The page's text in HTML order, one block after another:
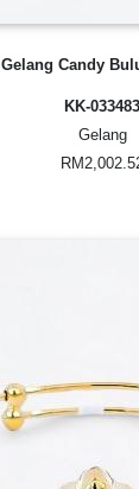
Gelang Candy
KK-033483
Gelang